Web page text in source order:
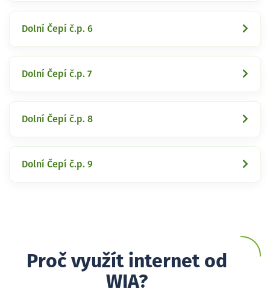
Dolní Čepí č.p. 6
Dolní Čepí č.p. 7
Dolní Čepí č.p. 8
Dolní Čepí č.p. 9
Proč využít internet od
WIA?